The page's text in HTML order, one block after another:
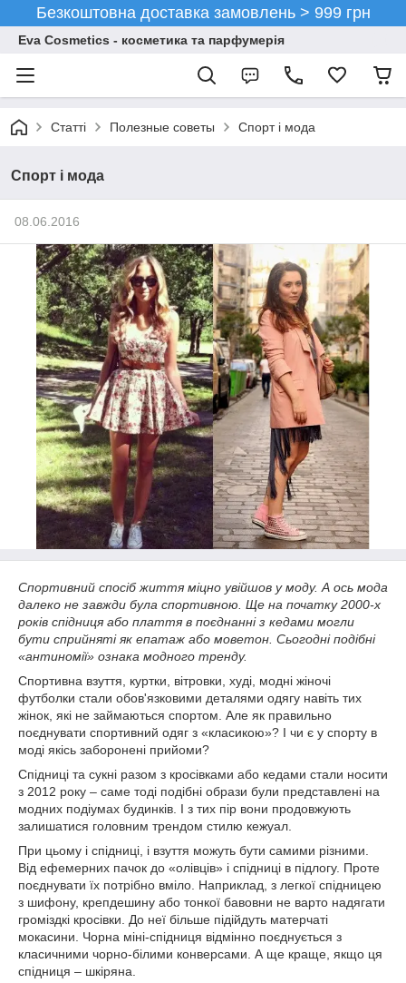
Безкоштовна доставка замовлень > 999 грн
Eva Cosmetics - косметика та парфумерія
Статті Полезные советы Спорт і мода
Спорт і мода
08.06.2016
Спортивний спосіб життя міцно увійшов у моду. А ось мода
далеко не завжди була спортивною. Ще на початку 2000-х
років спідниця або плаття в поєднанні з кедами могли
бути сприйняті як епатаж або моветон. Сьогодні подібні
«антиномії» ознака модного тренду.
Спортивна взуття, куртки, вітровки, худі, модні жіночі
футболки стали обов'язковими деталями одягу навіть тих
жінок, які не займаються спортом. Але як правильно
поєднувати спортивний одяг з «класикою»? І чи є у спорту в
моді якісь заборонені прийоми?
Спідниці та сукні разом з кросівками або кедами стали носити
з 2012 року – саме тоді подібні образи були представлені на
модних подіумах будинків. І з тих пір вони продовжують
залишатися головним трендом стилю кежуал.
При цьому і спідниці, і взуття можуть бути самими різними.
Від ефемерних пачок до «олівців» і спідниці в підлогу. Проте
поєднувати їх потрібно вміло. Наприклад, з легкої спідницею
з шифону, крепдешину або тонкої бавовни не варто надягати
громіздкі кросівки. До неї більше підійдуть матерчаті
мокасини. Чорна міні-спідниця відмінно поєднується з
класичними чорно-білими конверсами. А ще краще, якщо ця
спідниця – шкіряна.